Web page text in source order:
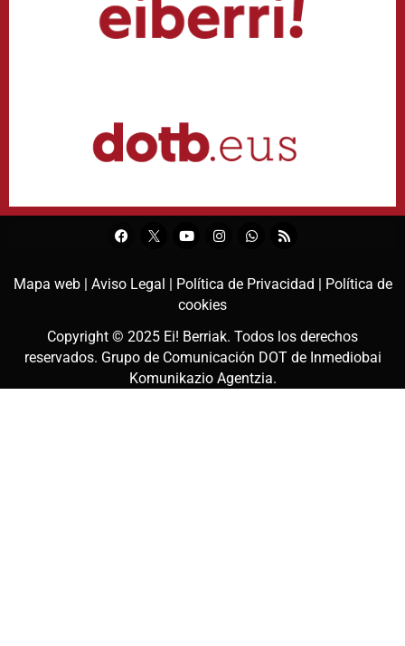
Mapa web | Aviso Legal | Política de Privacidad |
Política de
cookies
Copyright © 2025 Ei! Berriak. Todos los derechos
reservados. Grupo de Comunicación DOT de Inmediobai
Komunikazio Agentzia.